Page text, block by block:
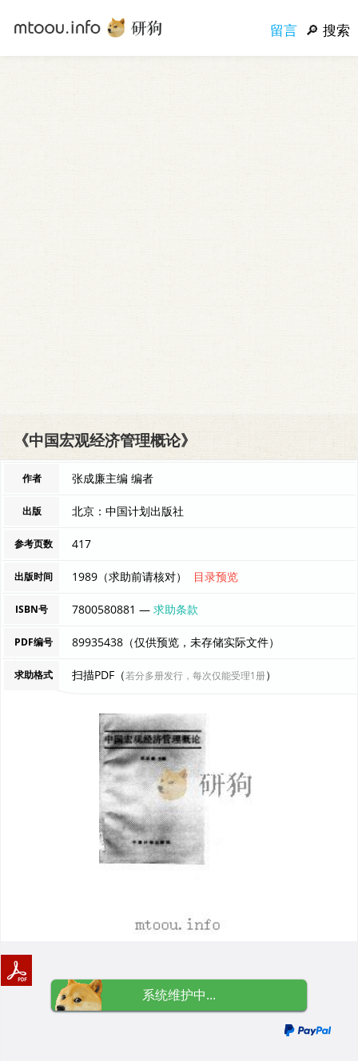
留言 搜索
《中国宏观经济管理概论》
作者 张成廉主编 编者
出版 北京：中国计划出版社
参考页数 417
出版时间 1989（求助前请核对） 目录预览
ISBN号 7800580881 —求助条款
PDF编号 89935438（仅供预览，未存储实际文件）
求助格式 扫描PDF（若分多册发行，每次仅能受理1册）
系统维护中...